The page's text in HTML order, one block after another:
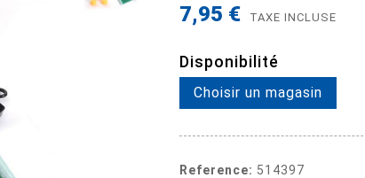
7,95 € TAXE INCLUSE
Disponibilité
Choisir un magasin
Reference: 514397